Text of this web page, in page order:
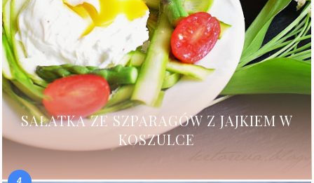
SAŁATKA ZE SZPARAGÓW Z JAJKIEM W
KOSZULCE